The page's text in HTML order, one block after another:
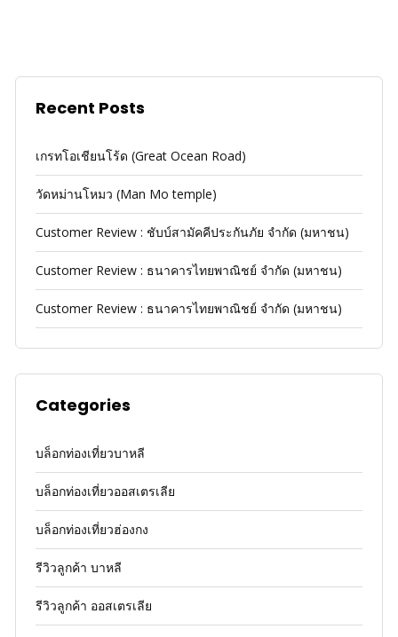
Recent Posts
เกรทโอเชียนโร้ด (Great Ocean Road)
วัดหม่านโหมว (Man Mo temple)
Customer Review : ชับบ์สามัคคีประกันภัย จำกัด (มหาชน)
Customer Review : ธนาคารไทยพาณิชย์ จำกัด (มหาชน)
Customer Review : ธนาคารไทยพาณิชย์ จำกัด (มหาชน)
Categories
บล็อกท่องเที่ยวบาหลี
บล็อกท่องเที่ยวออสเตรเลีย
บล็อกท่องเที่ยวฮ่องกง
รีวิวลูกค้า บาหลี
รีวิวลูกค้า ออสเตรเลีย